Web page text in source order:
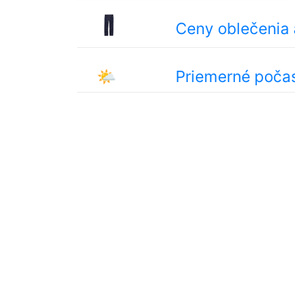
Ceny oblečenia
🌤 Priemerné